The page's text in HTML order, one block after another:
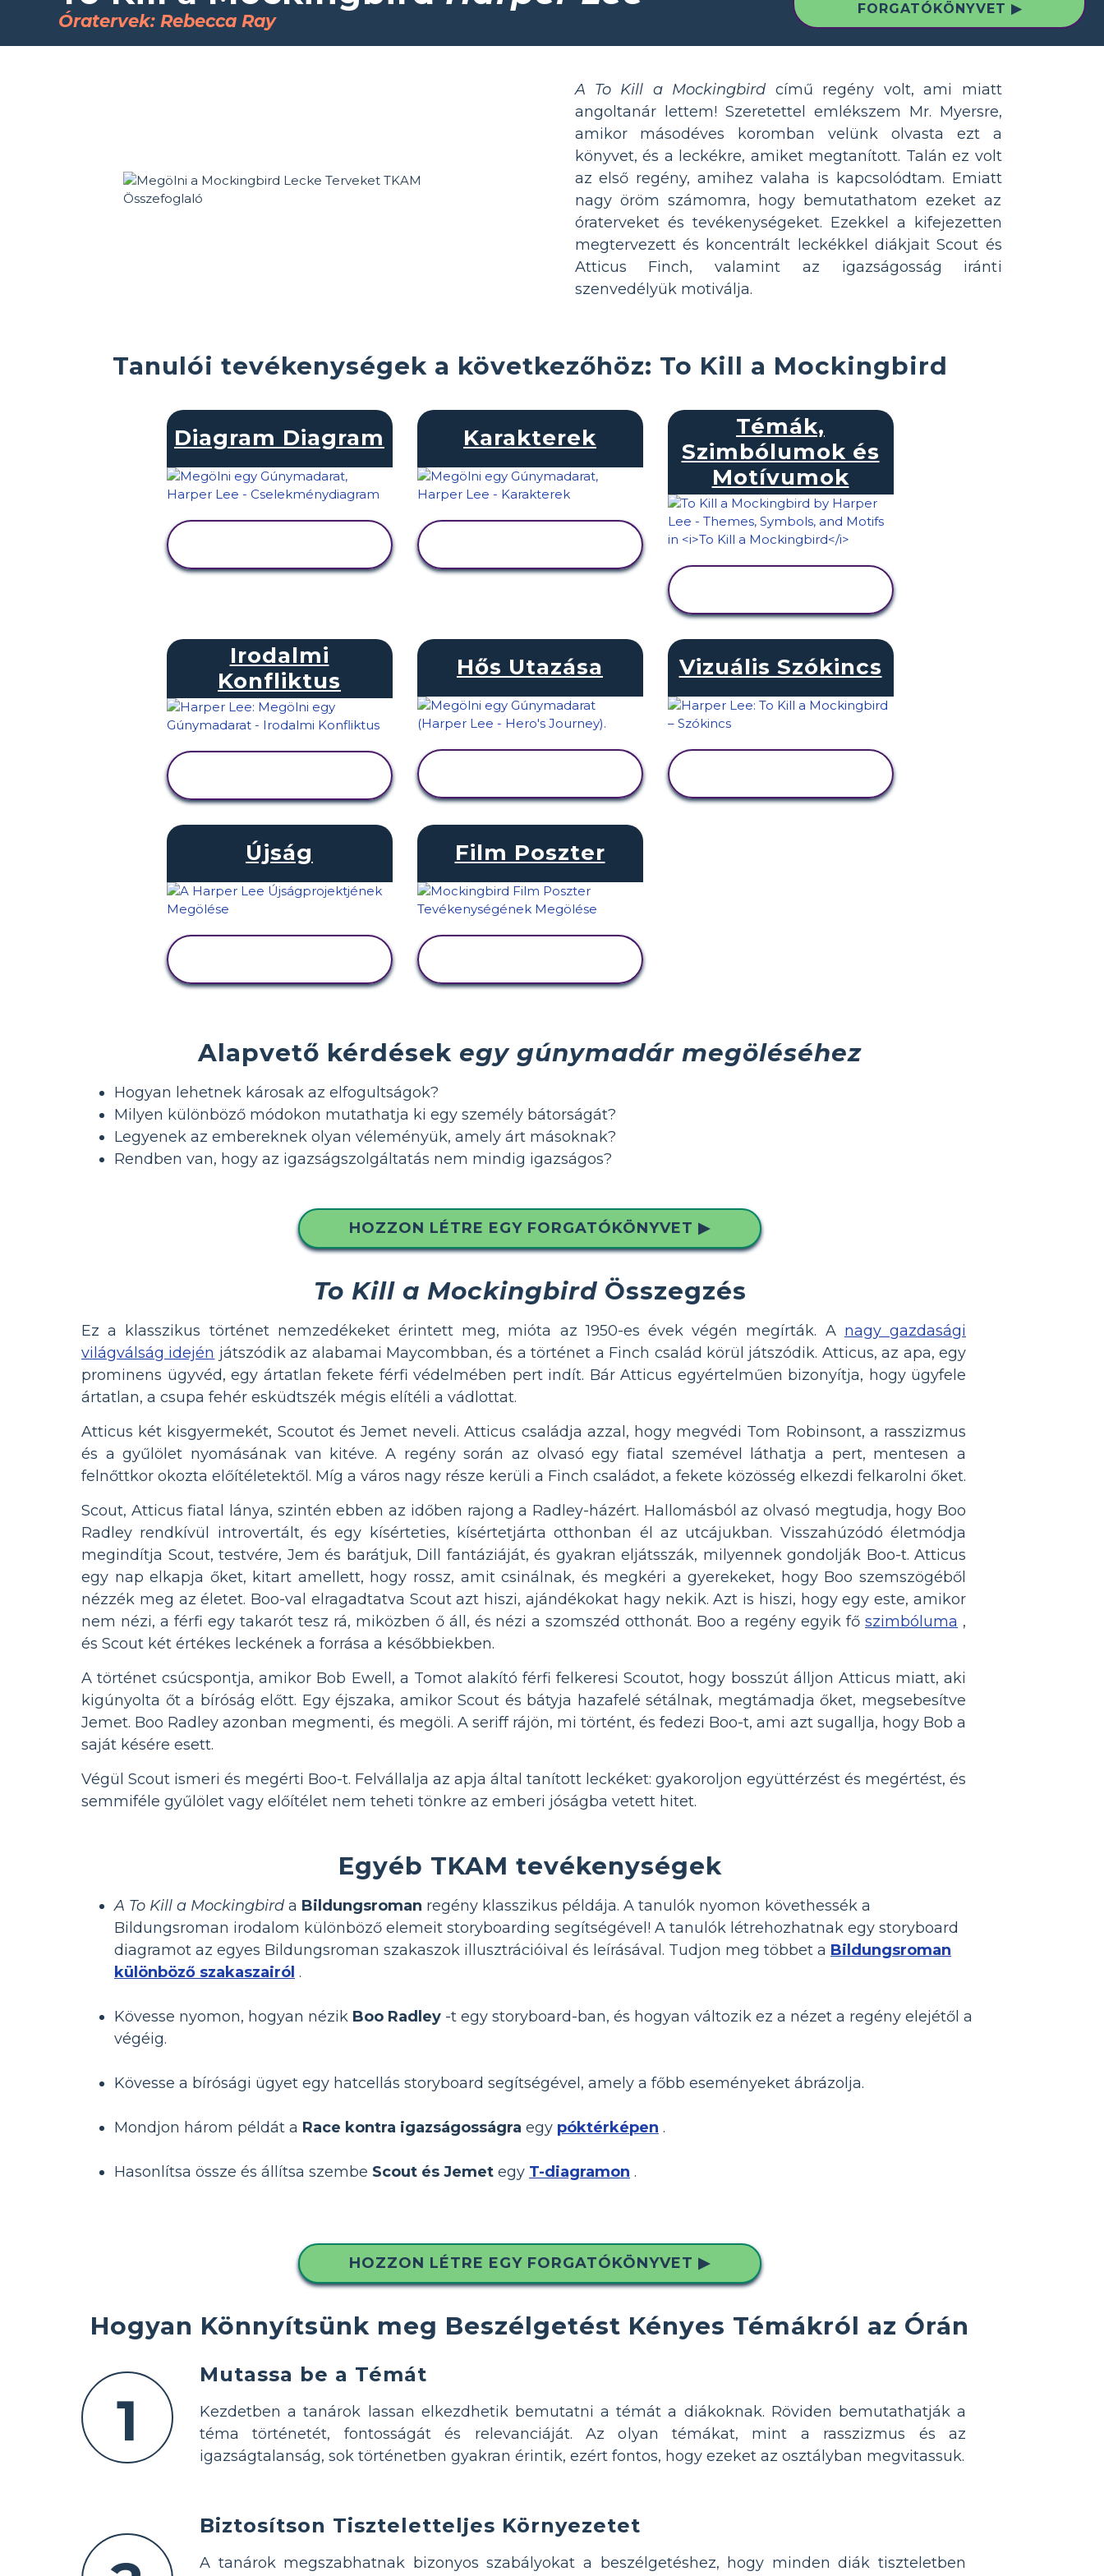
Óratervek: Rebecca Ray
FORGATÓKÖNYVET ▶
A To Kill a Mockingbird című regény volt, ami miatt
angoltanár lettem! Szeretettel emlékszem Mr. Myersre,
amikor másodéves koromban velünk olvasta ezt a
könyvet, és a leckékre, amiket megtanított. Talán ez volt
az első regény, amihez valaha is kapcsolódtam. Emiatt
nagy öröm számomra, hogy bemutathatom ezeket az
óraterveket és tevékenységeket. Ezekkel a kifejezetten
megtervezett és koncentrált leckékkel diákjait Scout és
Atticus Finch, valamint az igazságosság iránti
szenvedélyük motiválja.
Tanulói tevékenységek a következőhöz: To Kill a Mockingbird
Diagram Diagram Karakterek
Témák,
Szimbólumok és
Motívumok
Irodalmi
Konfliktus
Hős Utazása Vizuális Szókincs
Újság Film Poszter
Alapvető kérdések egy gúnymadár megöléséhez
Hogyan lehetnek károsak az elfogultságok?
Milyen különböző módokon mutathatja ki egy személy bátorságát?
Legyenek az embereknek olyan véleményük, amely árt másoknak?
Rendben van, hogy az igazságszolgáltatás nem mindig igazságos?
HOZZON LÉTRE EGY FORGATÓKÖNYVET ▶
To Kill a MockingbirdÖsszegzés
Ez a klasszikus történet nemzedékeket érintett meg, mióta az 1950-es évek végén megírták. A nagy gazdasági
világválság idején játszódik az alabamai Maycombban, és a történet a Finch család körül játszódik. Atticus, az apa, egy
prominens ügyvéd, egy ártatlan fekete férfi védelmében pert indít. Bár Atticus egyértelműen bizonyítja, hogy ügyfele
ártatlan, a csupa fehér esküdtszék mégis elítéli a vádlottat.
Atticus két kisgyermekét, Scoutot és Jemet neveli. Atticus családja azzal, hogy megvédi Tom Robinsont, a rasszizmus
és a gyűlölet nyomásának van kitéve. A regény során az olvasó egy fiatal szemével láthatja a pert, mentesen a
felnőttkor okozta előítéletektől. Míg a város nagy része kerüli a Finch családot, a fekete közösség elkezdi felkarolni őket.
Scout, Atticus fiatal lánya, szintén ebben az időben rajong a Radley-házért. Hallomásból az olvasó megtudja, hogy Boo
Radley rendkívül introvertált, és egy kísérteties, kísértetjárta otthonban él az utcájukban. Visszahúzódó életmódja
megindítja Scout, testvére, Jem és barátjuk, Dill fantáziáját, és gyakran eljátsszák, milyennek gondolják Boo-t. Atticus
egy nap elkapja őket, kitart amellett, hogy rossz, amit csinálnak, és megkéri a gyerekeket, hogy Boo szemszögéből
nézzék meg az életet. Boo-val elragadtatva Scout azt hiszi, ajándékokat hagy nekik. Azt is hiszi, hogy egy este, amikor
nem nézi, a férfi egy takarót tesz rá, miközben ő áll, és nézi a szomszéd otthonát. Boo a regény egyik főszimbóluma ,
és Scout két értékes leckének a forrása a későbbiekben.
A történet csúcspontja, amikor Bob Ewell, a Tomot alakító férfi felkeresi Scoutot, hogy bosszút álljon Atticus miatt, aki
kigúnyolta őt a bíróság előtt. Egy éjszaka, amikor Scout és bátyja hazafelé sétálnak, megtámadja őket, megsebesítve
Jemet. Boo Radley azonban megmenti, és megöli. A seriff rájön, mi történt, és fedezi Boo-t, ami azt sugallja, hogy Bob a
saját késére esett.
Végül Scout ismeri és megérti Boo-t. Felvállalja az apja által tanított leckéket: gyakoroljon együttérzést és megértést, és
semmiféle gyűlölet vagy előítélet nem teheti tönkre az emberi jóságba vetett hitet.
Egyéb TKAM tevékenységek
A To Kill a Mockingbird a Bildungsroman regény klasszikus példája. A tanulók nyomon követhessék a
Bildungsroman irodalom különböző elemeit storyboarding segítségével! A tanulók létrehozhatnak egy storyboard
diagramot az egyes Bildungsroman szakaszok illusztrációival és leírásával. Tudjon meg többet a Bildungsroman
különböző szakaszairól .
Kövesse nyomon, hogyan nézik Boo Radley -t egy storyboard-ban, és hogyan változik ez a nézet a regény elejétől a
végéig.
Kövesse a bírósági ügyet egy hatcellás storyboard segítségével, amely a főbb eseményeket ábrázolja.
Mondjon három példát a Race kontra igazságosságra egy póktérképen .
Hasonlítsa össze és állítsa szembe Scout és Jemet egy T-diagramon .
HOZZON LÉTRE EGY FORGATÓKÖNYVET ▶
Hogyan Könnyítsünk meg Beszélgetést Kényes Témákról az Órán
1
Mutassa be a Témát
Kezdetben a tanárok lassan elkezdhetik bemutatni a témát a diákoknak. Röviden bemutathatják a
téma történetét, fontosságát és relevanciáját. Az olyan témákat, mint a rasszizmus és az
igazságtalanság, sok történetben gyakran érintik, ezért fontos, hogy ezeket az osztályban megvitassuk.
Biztosítson Tiszteletteljes Környezetet
A tanárok megszabhatnak bizonyos szabályokat a beszélgetéshez, hogy minden diák tiszteletben